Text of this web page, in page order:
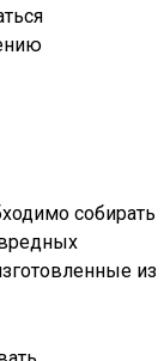
собирать
из